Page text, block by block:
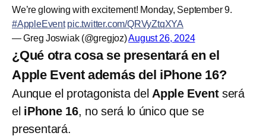
We’re glowing with excitement! Monday, September 9.
#AppleEvent pic.twitter.com/QRVyZtqXYA
— Greg Joswiak (@gregjoz)August 26, 2024
¿Qué otra cosa se presentará en el
Apple Event además del iPhone 16?
Aunque el protagonista del Apple Eventserá
el iPhone 16, no será lo único que se
presentará.